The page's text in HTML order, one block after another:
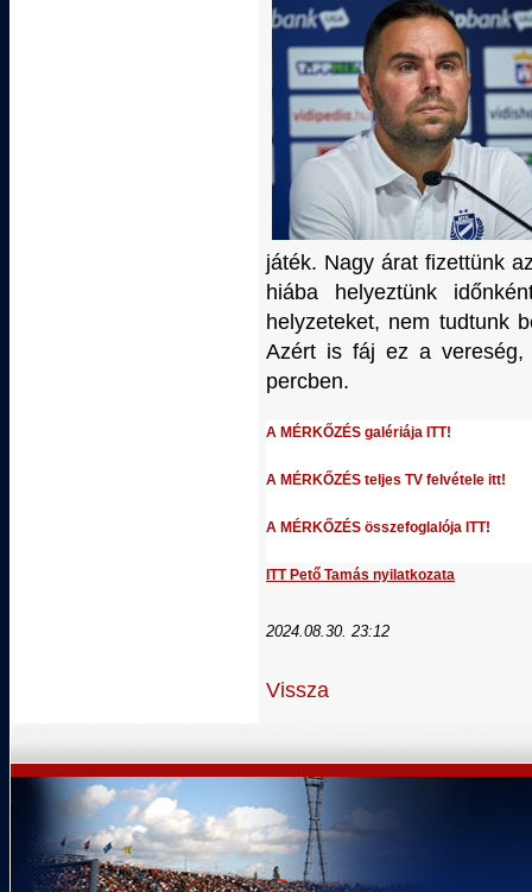
játék. Nagy árat fizettünk
hiába helyeztünk
helyzeteket, nem tudtunk
Azért is fáj ez a
percben.
A MÉRKŐZÉS galériája ITT!
A MÉRKŐZÉS teljes TV felvétele itt!
A MÉRKŐZÉS összefoglalója ITT!
ITT Pető Tamás nyilatkozata
2024.08.30. 23:12
Vissza